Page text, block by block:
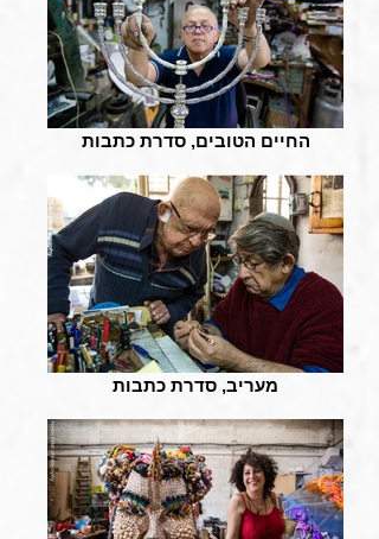
החיים הטובים, סדרת כתבות
מעריב, סדרת כתבות